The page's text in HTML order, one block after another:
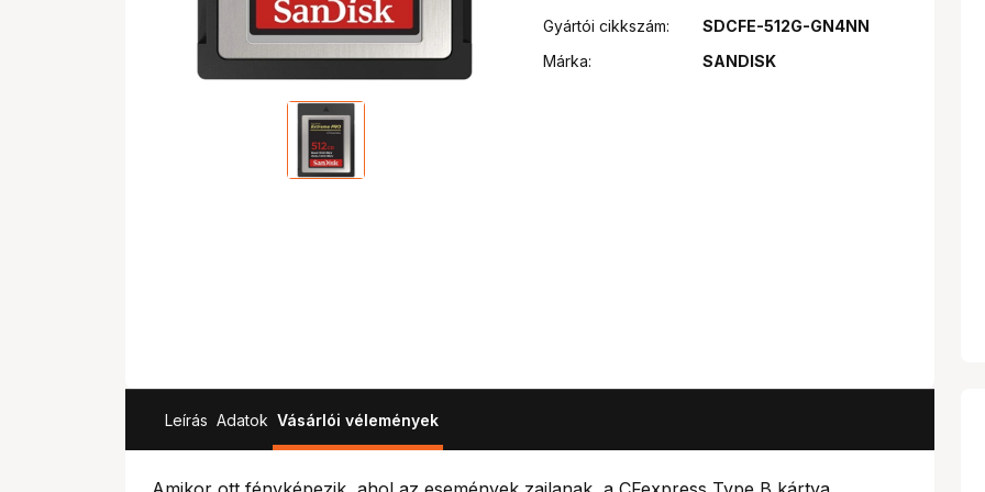
Gyártói cikkszám:
SDCFE-512G-GN4NN
Márka:
SANDISK
Leírás Adatok Vásárlói vélemények